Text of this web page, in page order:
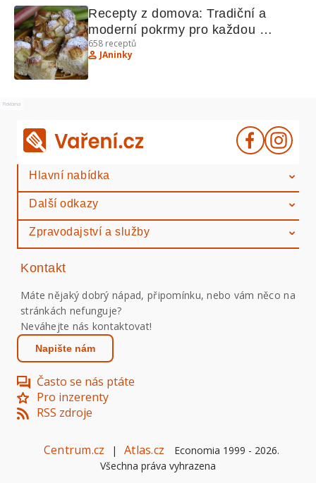
Recepty z domova: Tradiční a
moderní pokrmy pro každou
příležitost
658 receptů
JAninky
Reklama
Hlavní nabídka
Další odkazy
Zpravodajství a služby
Kontakt
Máte nějaký dobrý nápad, připomínku, nebo vám něco na
stránkách nefunguje?
Neváhejte nás kontaktovat!
Napište nám
Často se nás ptáte
Pro inzerenty
RSS zdroje
Centrum.cz | Atlas.cz Economia 1999 - 2026.
Všechna práva vyhrazena